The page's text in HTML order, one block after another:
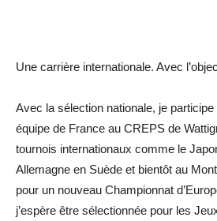
Une carrière internationale. Avec
Avec la sélection nationale, je
équipe de France au CREPS de
tournois internationaux comme le
Allemagne en Suède et bientôt au
pour un nouveau Championnat
j’espère être sélectionnée pour les